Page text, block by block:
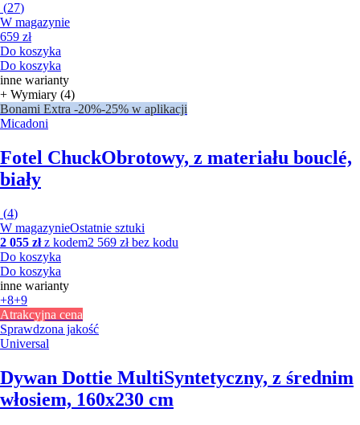
(27)
W magazynie
659 zł
Do koszyka
Do koszyka
inne warianty
+ Wymiary (4)
Bonami Extra -20%-25% w aplikacji
Micadoni
Fotel ChuckObrotowy, z materiału bouclé,
biały
(4)
W magazynieOstatnie sztuki
2 055 złz kodem2 569 zł bez kodu
Do koszyka
Do koszyka
inne warianty
+8+9
Atrakcyjna cena
Sprawdzona jakość
Universal
Dywan Dottie MultiSyntetyczny, z średnim
włosiem, 160x230 cm